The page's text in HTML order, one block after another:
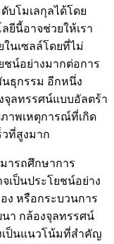
บโมเลกุลได้โดย
ยีนี้อาจช่วยให้เรา
นเซลล์โดยที่ไม่
ชน์อย่างมากต่อการ
ธุกรรม อีกหนึ่ง
จุลทรรศน์แบบอัลตร้า
ภาพเหตุการณ์ที่เกิด
วที่สูงมาก
ารถศึกษาการ
เป็นประโยชน์อย่าง
ง หรือกระบวนการ
า กล้องจุลทรรศน์
งเป็นแนวโน้มที่สำคัญ